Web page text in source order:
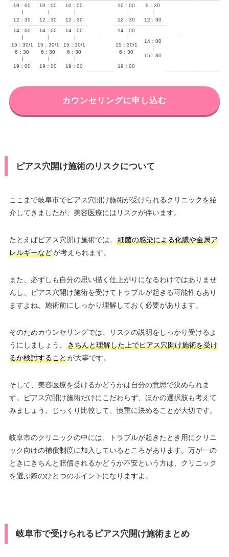
10：00
12：30
10：00
12：30
10：00
12：30
–
10：00
12：30
9：30
12：30
– –
14：00
15：30/1
6：30
19：00
14：00
15：30/1
6：30
19：00
14：00
15：30/1
6：30
19：00
14：00
15：30/1
6：30
19：00
14：00
15：30
カウンセリングに申し込む
ピアス穴開け施術のリスクについて
ここまで岐阜市でピアス穴開け施術が受けられるクリニックを紹
介してきましたが、美容医療にはリスクが伴います。
たとえばピアス穴開け施術では、
細菌の感染による化膿や金属ア
レルギーなどが考えられます。
また、必ずしも自分の思い描く仕上がりになるわけではありませ
んし、ピアス穴開け施術を受けてトラブルが起きる可能性もあり
ますよね。施術前にしっかり理解しておく必要があります。
そのためカウンセリングでは、リスクの説明をしっかり受けるよ
うにしましょう。
きちんと理解した上でピアス穴開け施術を受け
るか検討することが大事です。
そして、美容医療を受けるかどうかは自分の意思で決められま
す。ピアス穴開け施術だけにこだわらず、ほかの選択肢も考えて
みましょう。じっくり比較して、慎重に決めることが大切です。
岐阜市のクリニックの中には、トラブルが起きたとき用にクリニ
ック向けの補償制度に加入しているところがあります。万が一の
ときにきちんと賠償されるかどうか不安という方は、クリニック
を選ぶ際のひとつのポイントになりますよ。
岐阜市で受けられるピアス穴開け施術まとめ